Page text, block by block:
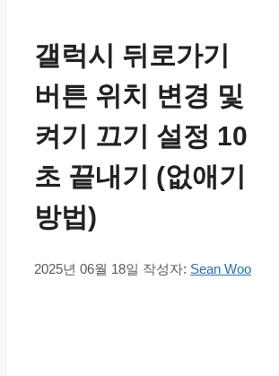
갤럭시 뒤로가기
버튼 위치 변경 및
켜기 끄기 설정 10
초 끝내기 (없애기
방법)
2025년 06월 18일 작성자: Sean Woo